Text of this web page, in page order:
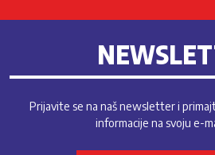
Prijavite se na naš newsletter i
informacije na svoju e-